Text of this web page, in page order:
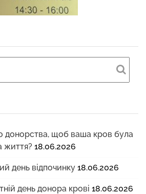
донорства, щоб ваша кров була
життя? 18.06.2026
день відпочинку 18.06.2026
день донора крові 18.06.2026